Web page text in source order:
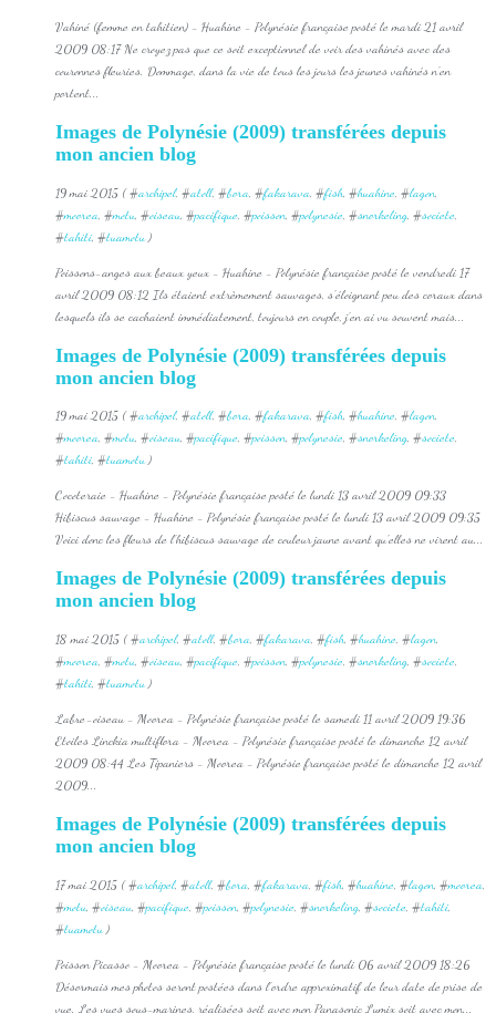
Vahiné (femme en tahitien) - Huahine - Polynésie française posté le mardi 21 avril
2009 08:17 Ne croyez pas que ce soit exceptionnel de voir des vahinés avec des
couronnes fleuries. Dommage, dans la vie de tous les jours les jeunes vahinés n'en
portent...
Images de Polynésie (2009) transférées depuis
mon ancien blog
19 mai 2015 ( #archipel, #atoll, #bora , #fakarava , #fish, #huahine , #lagon,
#moorea , #motu, #oiseau, #pacifique , #poisson, #polynesie , #snorkeling , #societe
#tahiti, #tuamotu)
Poissons-anges aux beaux yeux - Huahine - Polynésie française posté le vendredi 17
avril 2009 08:12 Ils étaient extrèmement sauvages, s'éloignant peu des coraux dans
lesquels ils se cachaient immédiatement, toujours en couple, j'en ai vu souvent mais...
Images de Polynésie (2009) transférées depuis
mon ancien blog
19 mai 2015 ( #archipel, #atoll, #bora, #fakarava, #fish, #huahine, #lagon,
#moorea, #motu, #oiseau, #pacifique, #poisson, #polynesie, #snorkeling, #societe,
#tahiti, #tuamotu)
Cocoteraie - Huahine - Polynésie française posté le lundi 13 avril 2009 09:33
Hibiscus sauvage - Huahine - Polynésie française posté le lundi 13 avril 2009 09:35
Voici donc les fleurs de l'hibiscus sauvage de couleur jaune avant qu'elles ne virent au...
Images de Polynésie (2009) transférées depuis
mon ancien blog
18 mai 2015 ( #archipel, #atoll, #bora, #fakarava, #fish, #huahine, #lagon,
#moorea, #motu, #oiseau, #pacifique, #poisson, #polynesie, #snorkeling, #societe,
#tahiti, #tuamotu)
Labre-oiseau - Moorea - Polynésie française posté le samedi 11 avril 2009 19:36
Etoiles Linckia multiflora - Moorea - Polynésie française posté le dimanche 12 avril
2009 08:44 Les Tipaniers - Moorea - Polynésie française posté le dimanche 12 avril
2009...
Images de Polynésie (2009) transférées depuis
mon ancien blog
17 mai 2015 ( #archipel, #atoll, #bora, #fakarava, #fish, #huahine, #lagon, #moorea,
#motu, #oiseau, #pacifique, #poisson, #polynesie, #snorkeling, #societe, #tahiti,
#tuamotu)
Poisson Picasso - Moorea - Polynésie française posté le lundi 06 avril 2009 18:26
Désormais mes photos seront postées dans l'ordre approximatif de leur date de prise de
vue. Les vues sous-marines, réalisées soit avec mon Panasonic Lumix soit avec mon...